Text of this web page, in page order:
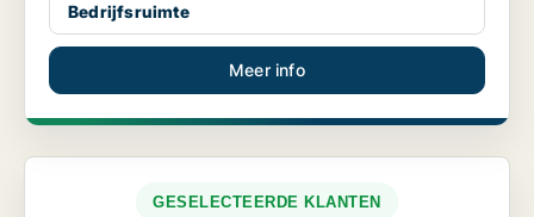
Bedrijfsruimte
Meer info
GESELECTEERDE KLANTEN